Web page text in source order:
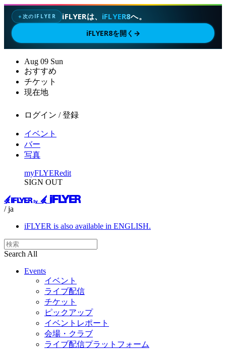
✦次のIFLYER iFLYERは、 iFLYER8へ。
iFLYER8を開く →
Aug 09 Sun
おすすめ
チケット
現在地
ログイン / 登録
イベント
バー
写真
myFLYERedit
SIGN OUT
/ ja
iFLYER is also available in ENGLISH.
Search All
Events
イベント
ライブ配信
チケット
ピックアップ
イベントレポート
会場・クラブ
ライブ配信プラットフォーム